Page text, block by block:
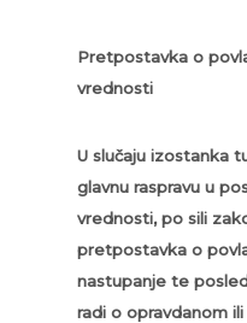
Pretpostavka o
vrednosti
U slučaju izostanka
glavnu raspravu u
vrednosti, po sili
pretpostavka o
nastupanje te
radi o opravdanom